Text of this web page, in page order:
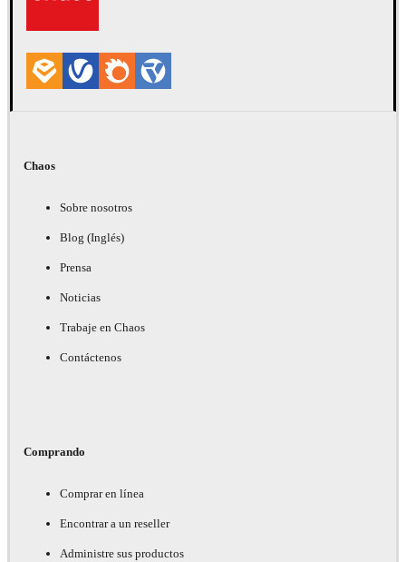
Chaos
Sobre nosotros
Blog (Inglés)
Prensa
Noticias
Trabaje en Chaos
Contáctenos
Comprando
Comprar en línea
Encontrar a un reseller
Administre sus productos